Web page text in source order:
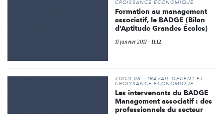
CROISSANCE ÉCONOMIQUE
Formation au management
associatif, le BADGE (Bilan
d’Aptitude Grandes Écoles)
17 janvier 2017 - 11:12
#ODD 08 : TRAVAIL DÉCENT ET
CROISSANCE ÉCONOMIQUE
Les intervenants du BADGE
Management associatif : des
professionnels du secteur